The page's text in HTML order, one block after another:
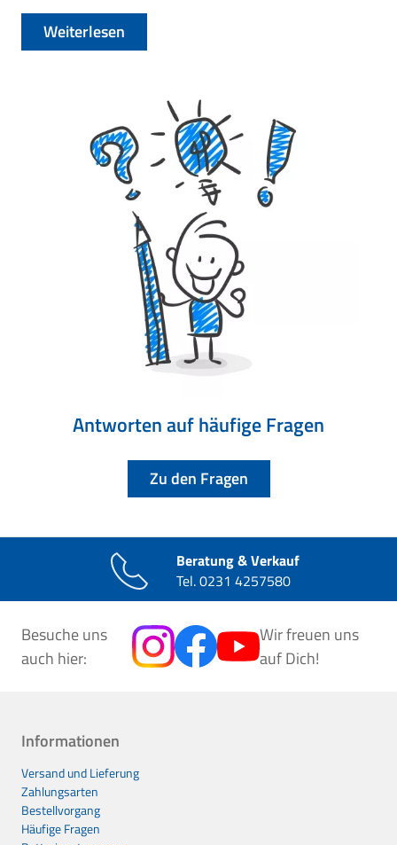
Weiterlesen
Antworten auf häufige Fragen
Zu den Fragen
Beratung & Verkauf
Tel.0231 4257580
Besuche uns
auch hier:
Wir freuen uns
auf Dich!
Informationen
Versand und Lieferung
Zahlungsarten
Bestellvorgang
Häufige Fragen